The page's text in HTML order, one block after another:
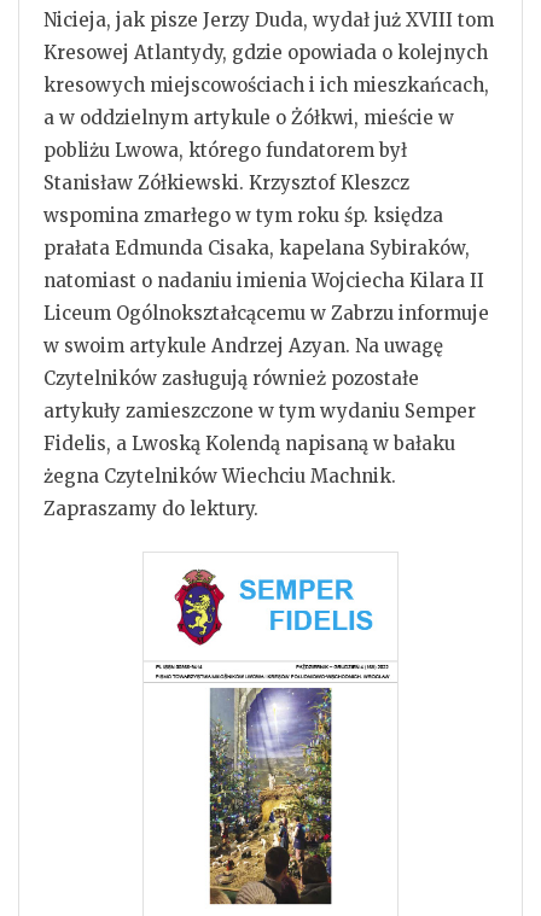
Nicieja, jak pisze Jerzy Duda, wydał już XVIII tom
Kresowej Atlantydy, gdzie opowiada o kolejnych
kresowych miejscowościach i ich mieszkańcach,
a w oddzielnym artykule o Żółkwi, mieście w
pobliżu Lwowa, którego fundatorem był
Stanisław Zółkiewski. Krzysztof Kleszcz
wspomina zmarłego w tym roku śp. księdza
prałata Edmunda Cisaka, kapelana Sybiraków,
natomiast o nadaniu imienia Wojciecha Kilara II
Liceum Ogólnokształcącemu w Zabrzu informuje
w swoim artykule Andrzej Azyan. Na uwagę
Czytelników zasługują również pozostałe
artykuły zamieszczone w tym wydaniu Semper
Fidelis, a Lwoską Kolendą napisaną w bałaku
żegna Czytelników Wiechciu Machnik.
Zapraszamy do lektury.